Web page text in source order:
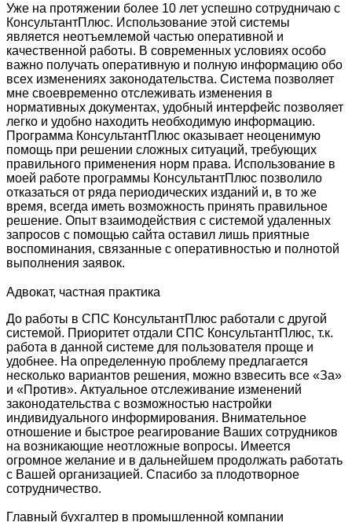
Уже на протяжении более 10 лет успешно сотрудничаю с
КонсультантПлюс. Использование этой системы
является неотъемлемой частью оперативной и
качественной работы. В современных условиях особо
важно получать оперативную и полную информацию обо
всех изменениях законодательства. Система позволяет
мне своевременно отслеживать изменения в
нормативных документах, удобный интерфейс позволяет
легко и удобно находить необходимую информацию.
Программа КонсультантПлюс оказывает неоценимую
помощь при решении сложных ситуаций, требующих
правильного применения норм права. Использование в
моей работе программы КонсультантПлюс позволило
отказаться от ряда периодических изданий и, в то же
время, всегда иметь возможность принять правильное
решение. Опыт взаимодействия с системой удаленных
запросов с помощью сайта оставил лишь приятные
воспоминания, связанные с оперативностью и полнотой
выполнения заявок.
Адвокат, частная практика
До работы в СПС КонсультантПлюс работали с другой
системой. Приоритет отдали СПС КонсультантПлюс, т.к.
работа в данной системе для пользователя проще и
удобнее. На определенную проблему предлагается
несколько вариантов решения, можно взвесить все «За»
и «Против». Актуальное отслеживание изменений
законодательства с возможностью настройки
индивидуального информирования. Внимательное
отношение и быстрое реагирование Ваших сотрудников
на возникающие неотложные вопросы. Имеется
огромное желание и в дальнейшем продолжать работать
с Вашей организацией. Спасибо за плодотворное
сотрудничество.
Главный бухгалтер в промышленной компании